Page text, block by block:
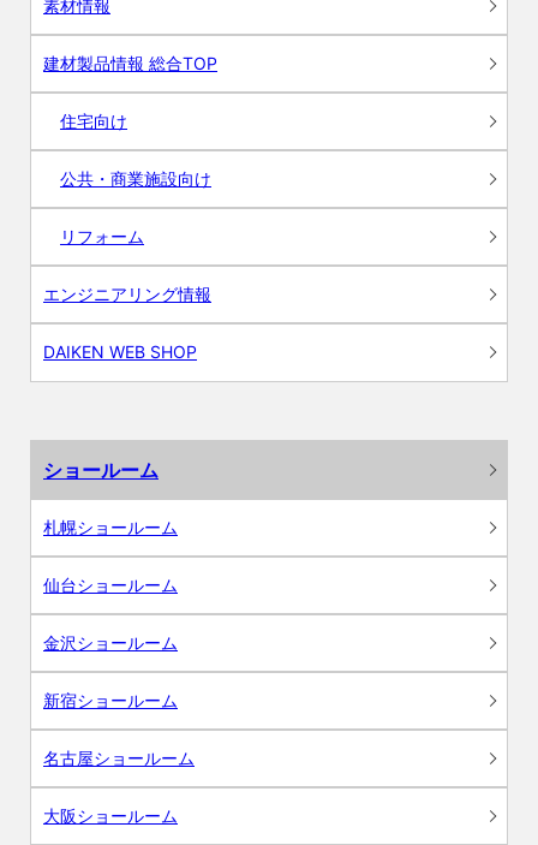
素材情報
建材製品情報 総合TOP
住宅向け
公共・商業施設向け
リフォーム
エンジニアリング情報
DAIKEN WEB SHOP
ショールーム
札幌ショールーム
仙台ショールーム
金沢ショールーム
新宿ショールーム
名古屋ショールーム
大阪ショールーム